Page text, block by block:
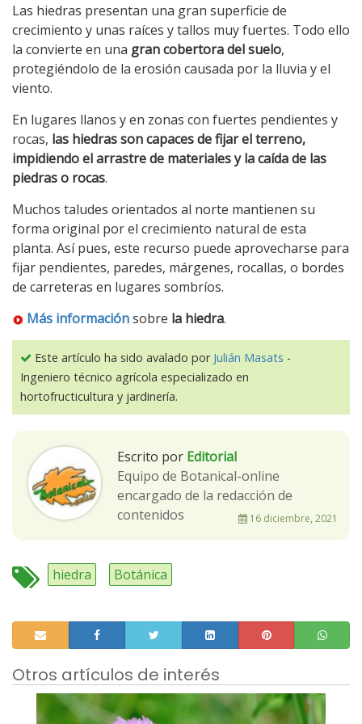
Las hiedras presentan una gran superficie de
crecimiento y unas raíces y tallos muy fuertes. Todo ello
la convierte en una gran cobertora del suelo,
protegiéndolo de la erosión causada por la lluvia y el
viento.
En lugares llanos y en zonas con fuertes pendientes y
rocas, las hiedras son capaces de fijar el terreno,
impidiendo el arrastre de materiales y la caída de las
piedras o rocas.
Muchos taludes orientados al norte mantienen su
forma original por el crecimiento natural de esta
planta. Así pues, este recurso puede aprovecharse para
fijar pendientes, paredes, márgenes, rocallas, o bordes
de carreteras en lugares sombríos.
Más informaciónsobre la hiedra.
Este artículo ha sido avalado por Julián Masats -
Ingeniero técnico agrícola especializado en
hortofructicultura y jardinería.
Escrito por Editorial
Equipo de Botanical-online
encargado de la redacción de
contenidos
16 diciembre, 2021
hiedra Botánica
Otros artículos de interés